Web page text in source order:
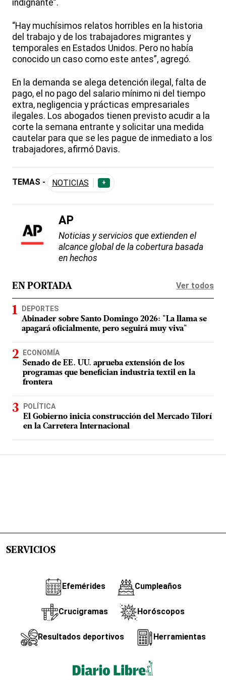
indignante”.
“Hay muchísimos relatos horribles en la historia
del trabajo y de los trabajadores migrantes y
temporales en Estados Unidos. Pero no había
conocido un caso como este antes”, agregó.
En la demanda se alega detención ilegal, falta de
pago, el no pago del salario mínimo ni del tiempo
extra, negligencia y prácticas empresariales
ilegales. Los abogados tienen previsto acudir a la
corte la semana entrante y solicitar una medida
cautelar para que se les pague de inmediato a los
trabajadores, afirmó Davis.
TEMAS - NOTICIAS +
AP
Noticias y servicios que extienden el
alcance global de la cobertura basada
en hechos
EN PORTADA Ver todos
DEPORTES
Abinader sobre Santo Domingo 2026: "La llama se
apagará oficialmente, pero seguirá muy viva"
ECONOMÍA
Senado de EE. UU. aprueba extensión de los
programas que benefician industria textil en la
frontera
POLÍTICA
El Gobierno inicia construcción del Mercado Tilorí
en la Carretera Internacional
SERVICIOS
Efemérides Cumpleaños
Crucigramas Horóscopos
Resultados deportivos Herramientas